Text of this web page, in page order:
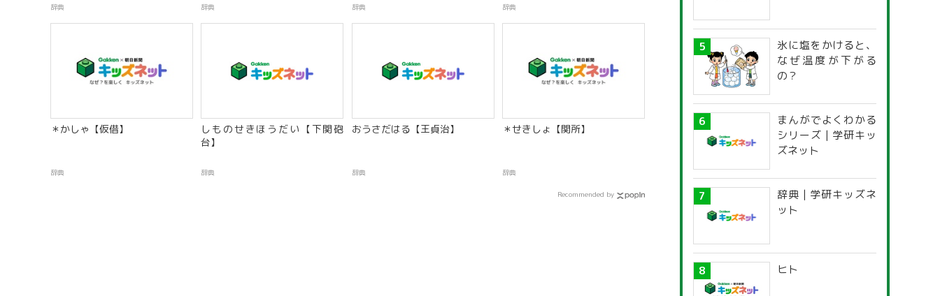
辞典 辞典 辞典 辞典
＊かしゃ【仮借】
辞典
しものせきほうだい【下関砲
台】
辞典
おうさだはる【王貞治】
辞典
＊せきしょ【関所】
辞典
Recommended by
氷に塩をかけると、
なぜ温度が下がる
の？
まんがでよくわかる
シリーズ | 学研キッ
ズネット
辞典 | 学研キッズネ
ット
ヒト